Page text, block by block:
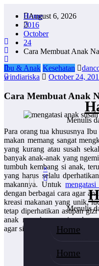
content
August 6, 2026
Menulis
×
Menulis
Home
Home
Home
2016
October
24
Cara Membuat Anak
Ibu & Anak Kesehatan
windiariska
October 24,
Cara Membuat Anak
Para orang tua khususnya
makan memang sangat
yang kurang atau susah
banyak anak-anak yang
tumbuh kembang si anak,
yang harus selalu
makannya. Untuk
dengan berbagai cara agar
kreasi makanan yang unik,
tetap diperhatikan asupan
anak mengkonsusmi
agar si anak tidak merasa
mengatasi anak susah